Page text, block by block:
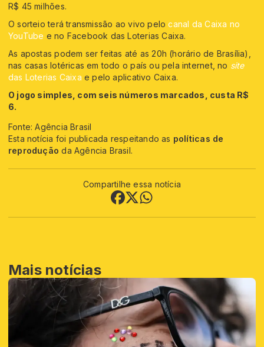
R$ 45 milhões.
O sorteio terá transmissão ao vivo pelocanal da Caixa no
YouTube e no Facebook das Loterias Caixa.
As apostas podem ser feitas até as 20h (horário de Brasília),
nas casas lotéricas em todo o país ou pela internet, no site
das Loterias Caixa e pelo aplicativo Caixa.
O jogo simples, com seis números marcados, custa R$
6.
Fonte: Agência Brasil
Esta notícia foi publicada respeitando as políticas de
reprodução da Agência Brasil.
Compartilhe essa notícia
Mais notícias